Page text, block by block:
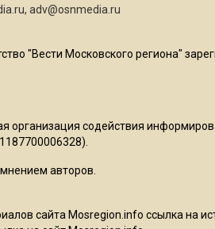
, adv@osnmedia.ru
"Вести Московского региона"
организация содействия
авторов.
сайта Mosregion.info ссылка на